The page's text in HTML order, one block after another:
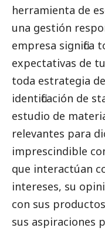
herramienta de
una gestión
empresa significa
expectativas de
toda estrategia
identificación de
estudio de
relevantes para
imprescindible
que interactúan
intereses, su
con sus
sus aspiraciones